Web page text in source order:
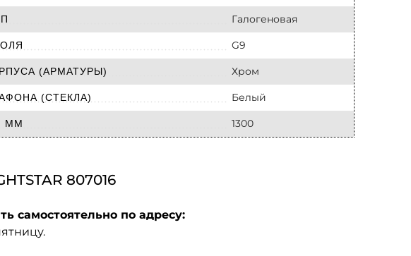
Галогеновая
G9
(АРМАТУРЫ) Хром
(СТЕКЛА) Белый
ММ 1300
807016
самостоятельно по адресу: